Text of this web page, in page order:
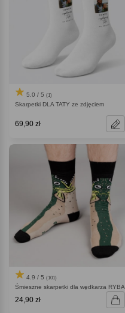
5.0 / 5 (1)
Skarpetki DLA TATY ze zdjęciem
69,90 zł
4.9 / 5 (101)
Śmieszne skarpetki dla wędkarza RYBA
24,90 zł